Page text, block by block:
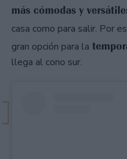
más cómodas y
casa como para salir. Por
gran opción para la
llega al cono sur.